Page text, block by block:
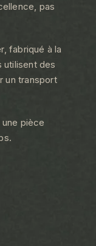
pas
fabriqué à la
utilisent des
un transport
pièce